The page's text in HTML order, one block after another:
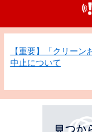
【重要】「クリー
中止について